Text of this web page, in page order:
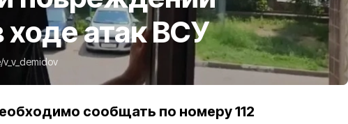
атак ВСУ
v_v_demidov
сообщать по номеру 112